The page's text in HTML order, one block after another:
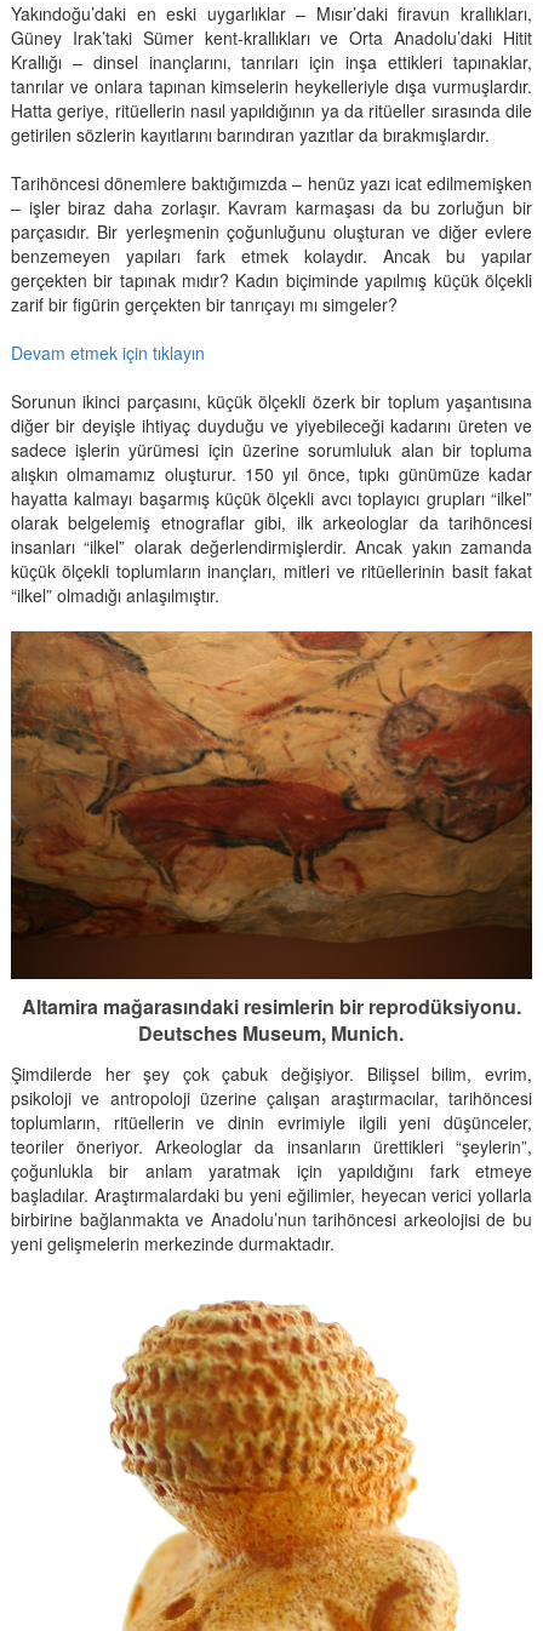
Yakındoğu’daki en eski uygarlıklar – Mısır’daki firavun krallıkları,
Güney Irak’taki Sümer kent-krallıkları ve Orta Anadolu’daki Hitit
Krallığı – dinsel inançlarını, tanrıları için inşa ettikleri tapınaklar,
tanrılar ve onlara tapınan kimselerin heykelleriyle dışa vurmuşlardır.
Hatta geriye, ritüellerin nasıl yapıldığının ya da ritüeller sırasında dile
getirilen sözlerin kayıtlarını barındıran yazıtlar da bırakmışlardır.
Tarihöncesi dönemlere baktığımızda – henüz yazı icat edilmemişken
– işler biraz daha zorlaşır. Kavram karmaşası da bu zorluğun bir
parçasıdır. Bir yerleşmenin çoğunluğunu oluşturan ve diğer evlere
benzemeyen yapıları fark etmek kolaydır. Ancak bu yapılar
gerçekten bir tapınak mıdır? Kadın biçiminde yapılmış küçük ölçekli
zarif bir figürin gerçekten bir tanrıçayı mı simgeler?
Devam etmek için tıklayın
Sorunun ikinci parçasını, küçük ölçekli özerk bir toplum yaşantısına
diğer bir deyişle ihtiyaç duyduğu ve yiyebileceği kadarını üreten ve
sadece işlerin yürümesi için üzerine sorumluluk alan bir topluma
alışkın olmamamız oluşturur. 150 yıl önce, tıpkı günümüze kadar
hayatta kalmayı başarmış küçük ölçekli avcı toplayıcı grupları “ilkel”
olarak belgelemiş etnograflar gibi, ilk arkeologlar da tarihöncesi
insanları “ilkel” olarak değerlendirmişlerdir. Ancak yakın zamanda
küçük ölçekli toplumların inançları, mitleri ve ritüellerinin basit fakat
“ilkel” olmadığı anlaşılmıştır.
Altamira mağarasındaki resimlerin bir reprodüksiyonu.
Deutsches Museum, Munich.
Şimdilerde her şey çok çabuk değişiyor. Bilişsel bilim, evrim,
psikoloji ve antropoloji üzerine çalışan araştırmacılar, tarihöncesi
toplumların, ritüellerin ve dinin evrimiyle ilgili yeni düşünceler,
teoriler öneriyor. Arkeologlar da insanların ürettikleri “şeylerin”,
çoğunlukla bir anlam yaratmak için yapıldığını fark etmeye
başladılar. Araştırmalardaki bu yeni eğilimler, heyecan verici yollarla
birbirine bağlanmakta ve Anadolu’nun tarihöncesi arkeolojisi de bu
yeni gelişmelerin merkezinde durmaktadır.